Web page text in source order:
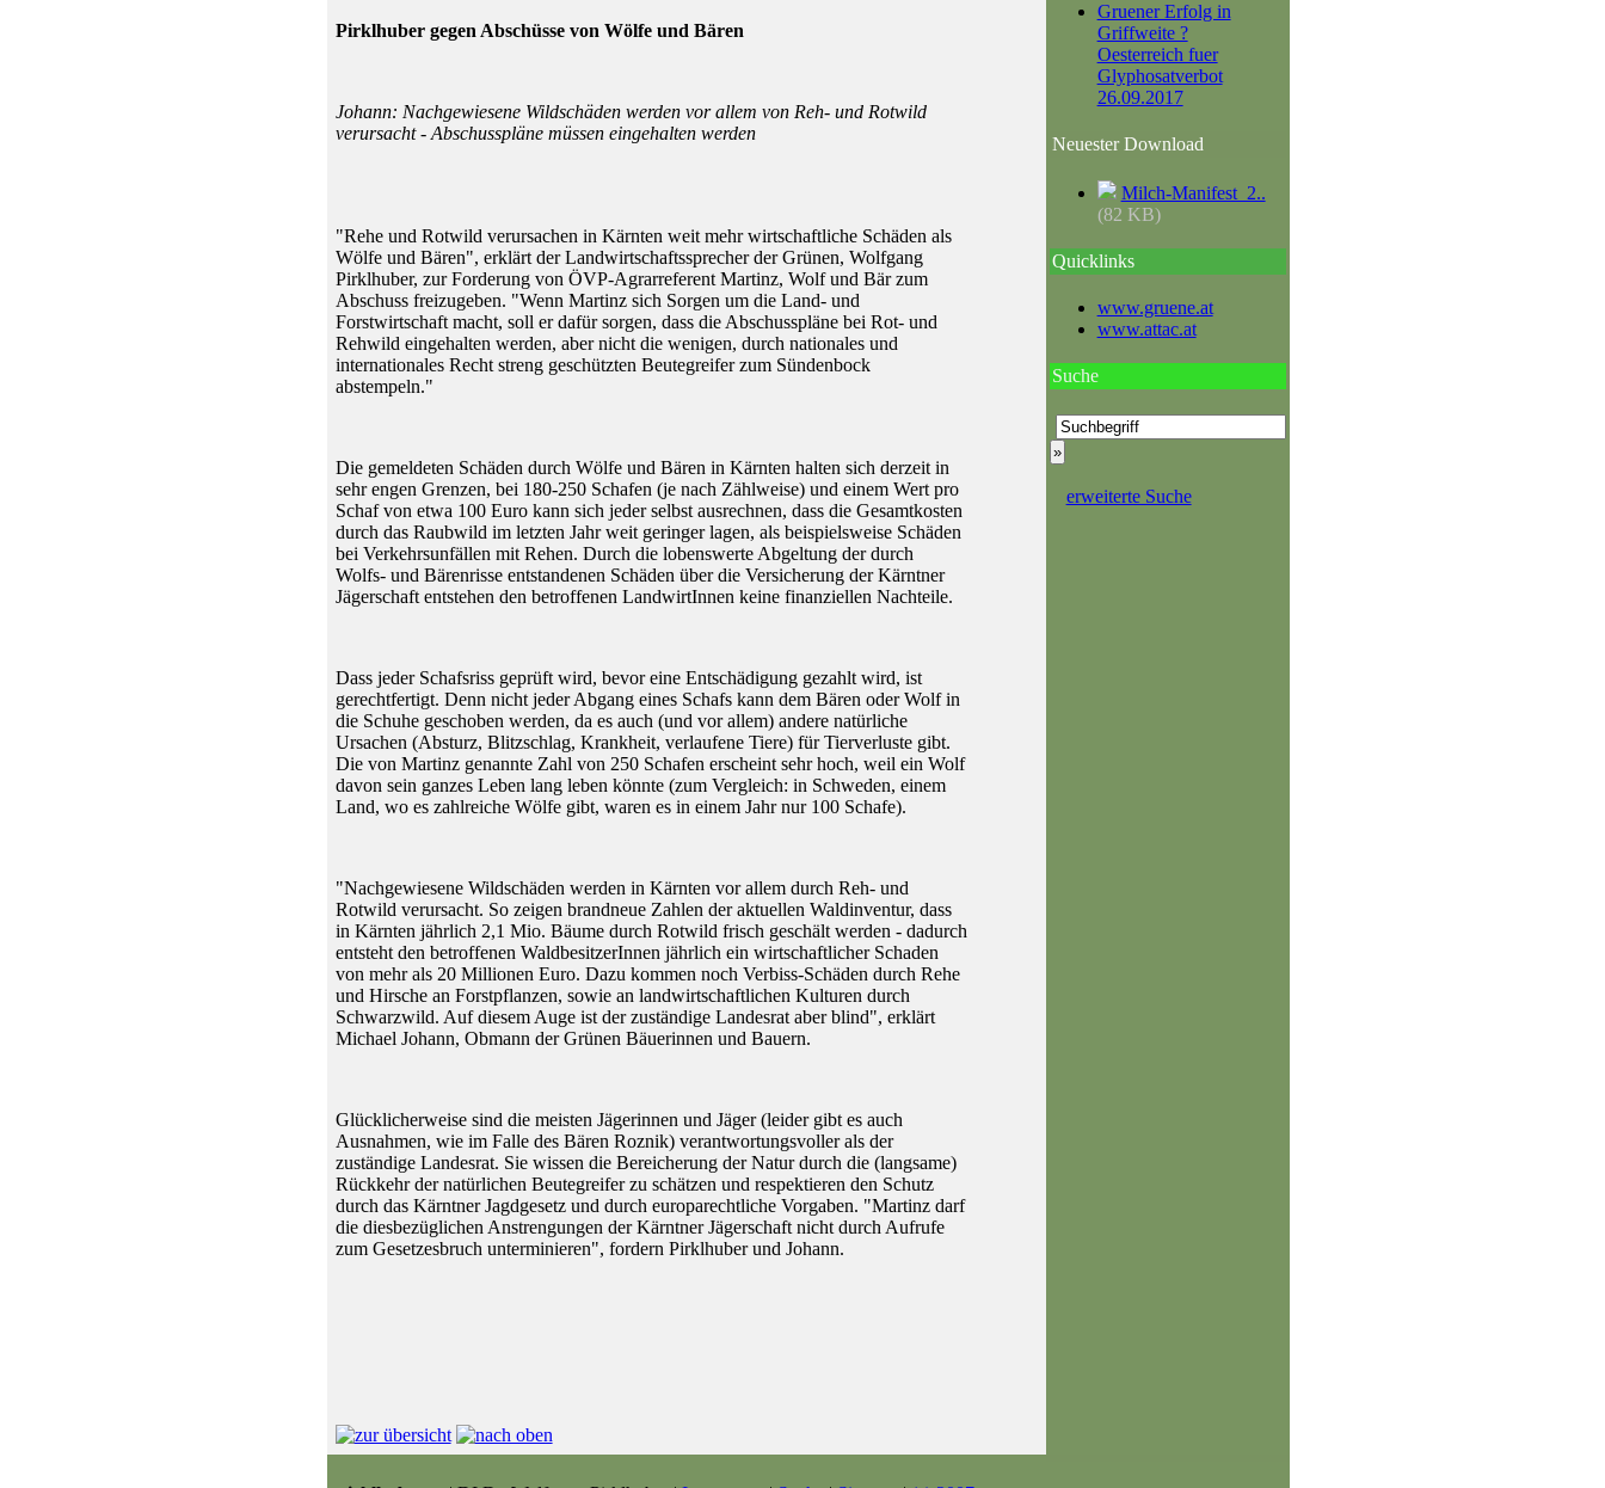
Pirklhuber gegen Abschüsse von Wölfe und Bären
Johann: Nachgewiesene Wildschäden werden vor allem von Reh- und Rotwild
verursacht - Abschusspläne müssen eingehalten werden
"Rehe und Rotwild verursachen in Kärnten weit mehr wirtschaftliche Schäden als
Wölfe und Bären", erklärt der Landwirtschaftssprecher der Grünen, Wolfgang
Pirklhuber, zur Forderung von ÖVP-Agrarreferent Martinz, Wolf und Bär zum
Abschuss freizugeben. "Wenn Martinz sich Sorgen um die Land- und
Forstwirtschaft macht, soll er dafür sorgen, dass die Abschusspläne bei Rot- und
Rehwild eingehalten werden, aber nicht die wenigen, durch nationales und
internationales Recht streng geschützten Beutegreifer zum Sündenbock
abstempeln."
Die gemeldeten Schäden durch Wölfe und Bären in Kärnten halten sich derzeit in
sehr engen Grenzen, bei 180-250 Schafen (je nach Zählweise) und einem Wert pro
Schaf von etwa 100 Euro kann sich jeder selbst ausrechnen, dass die Gesamtkosten
durch das Raubwild im letzten Jahr weit geringer lagen, als beispielsweise Schäden
bei Verkehrsunfällen mit Rehen. Durch die lobenswerte Abgeltung der durch
Wolfs- und Bärenrisse entstandenen Schäden über die Versicherung der Kärntner
Jägerschaft entstehen den betroffenen LandwirtInnen keine finanziellen Nachteile.
Dass jeder Schafsriss geprüft wird, bevor eine Entschädigung gezahlt wird, ist
gerechtfertigt. Denn nicht jeder Abgang eines Schafs kann dem Bären oder Wolf in
die Schuhe geschoben werden, da es auch (und vor allem) andere natürliche
Ursachen (Absturz, Blitzschlag, Krankheit, verlaufene Tiere) für Tierverluste gibt.
Die von Martinz genannte Zahl von 250 Schafen erscheint sehr hoch, weil ein Wolf
davon sein ganzes Leben lang leben könnte (zum Vergleich: in Schweden, einem
Land, wo es zahlreiche Wölfe gibt, waren es in einem Jahr nur 100 Schafe).
"Nachgewiesene Wildschäden werden in Kärnten vor allem durch Reh- und
Rotwild verursacht. So zeigen brandneue Zahlen der aktuellen Waldinventur, dass
in Kärnten jährlich 2,1 Mio. Bäume durch Rotwild frisch geschält werden - dadurch
entsteht den betroffenen WaldbesitzerInnen jährlich ein wirtschaftlicher Schaden
von mehr als 20 Millionen Euro. Dazu kommen noch Verbiss-Schäden durch Rehe
und Hirsche an Forstpflanzen, sowie an landwirtschaftlichen Kulturen durch
Schwarzwild. Auf diesem Auge ist der zuständige Landesrat aber blind", erklärt
Michael Johann, Obmann der Grünen Bäuerinnen und Bauern.
Glücklicherweise sind die meisten Jägerinnen und Jäger (leider gibt es auch
Ausnahmen, wie im Falle des Bären Roznik) verantwortungsvoller als der
zuständige Landesrat. Sie wissen die Bereicherung der Natur durch die (langsame)
Rückkehr der natürlichen Beutegreifer zu schätzen und respektieren den Schutz
durch das Kärntner Jagdgesetz und durch europarechtliche Vorgaben. "Martinz darf
die diesbezüglichen Anstrengungen der Kärntner Jägerschaft nicht durch Aufrufe
zum Gesetzesbruch unterminieren", fordern Pirklhuber und Johann.
Gruener Erfolg in
Griffweite ?
Oesterreich fuer
Glyphosatverbot
26.09.2017
Neuester Download
Milch-Manifest_2..
(82 KB)
Quicklinks
www.gruene.at
www.attac.at
Suche
erweiterte Suche